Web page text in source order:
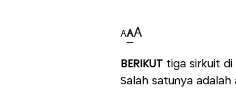
AAA
BERIKUTtiga sirkuit di
Salah satunya adalah